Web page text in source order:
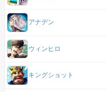
アナデン
ウィンヒロ
キングショット